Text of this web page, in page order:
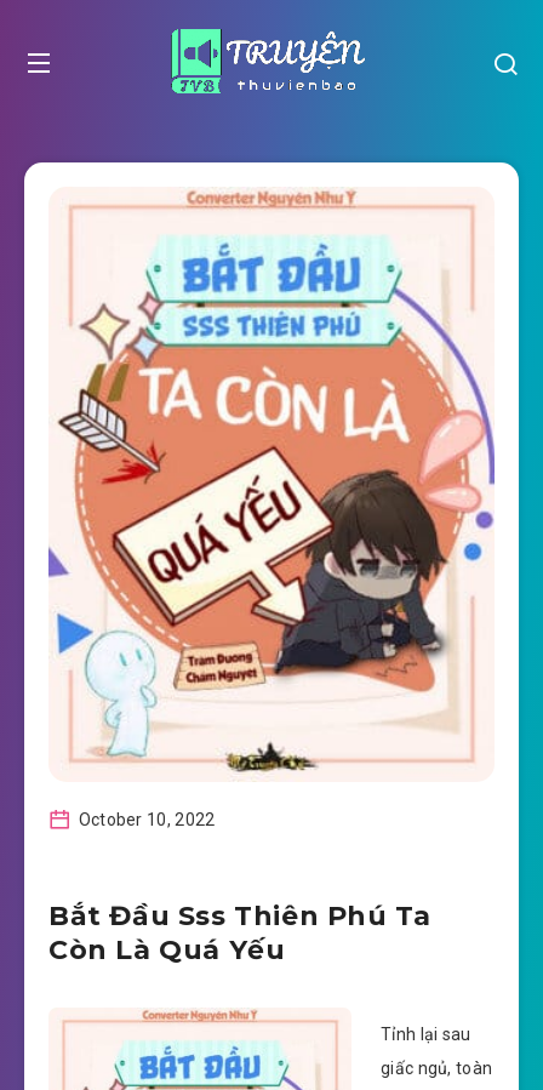
October 10, 2022
Bắt Đầu Sss Thiên Phú Ta
Còn Là Quá Yếu
Tỉnh lại sau
giấc ngủ, toàn